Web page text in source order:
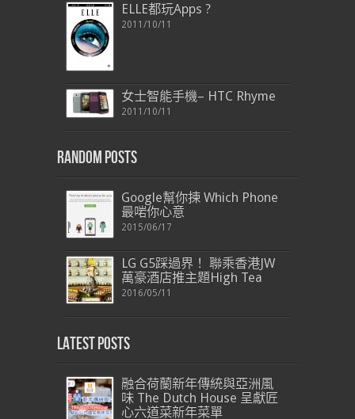
ELLE都玩Apps ?
2011/10/11
女士智能手機– HTC Rhyme
2011/10/11
Random Posts
Google幫你揀 Which Phone
最啱你心意
2015/06/17
LG G5踩過界！ 聯乘香港JW
萬豪酒店推主題High Tea
2016/05/11
Latest Posts
融合荷蘭新年傳統與亞洲風
味 The Dutch House 呈獻匠
心六道菜新年菜單